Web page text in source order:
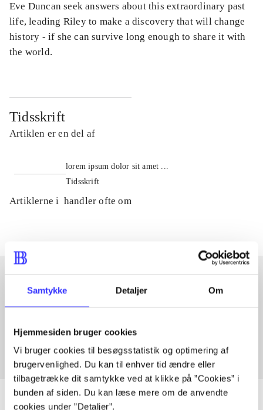
Samtykke Detaljer Om
Hjemmesiden bruger cookies
Vi bruger cookies til besøgsstatistik og optimering af
brugervenlighed. Du kan til enhver tid ændre eller
tilbagetrække dit samtykke ved at klikke på ”Cookies” i
bunden af siden. Du kan læse mere om de anvendte
cookies under ”Detaljer”.
Eve Duncan seek answers about this extraordinary past
life, leading Riley to make a discovery that will change
history - if she can survive long enough to share it with
the world.
Tidsskrift
Artiklen er en del af
lorem ipsum dolor sit amet ...
Tidsskrift
Artiklerne i handler ofte om
Artikler med samme emner